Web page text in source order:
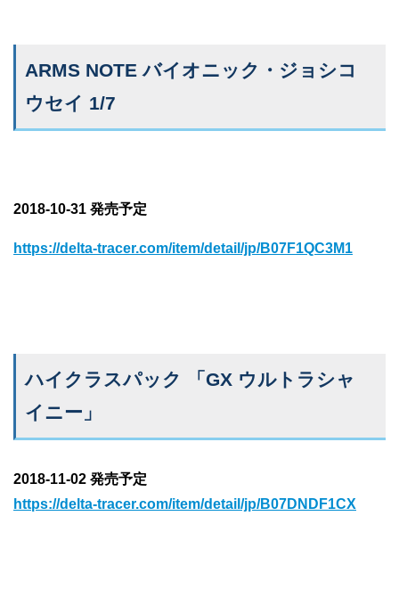
ARMS NOTE バイオニック・ジョシコ
ウセイ 1/7
2018-10-31 発売予定
https://delta-tracer.com/item/detail/jp/B07F1QC3M1
ハイクラスパック 「GX ウルトラシャ
イニー」
2018-11-02 発売予定
https://delta-tracer.com/item/detail/jp/B07DNDF1CX